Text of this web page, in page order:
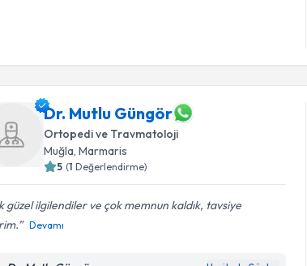
Dr. Mutlu Güngör
Ortopedi ve Travmatoloji
Muğla, Marmaris
5 (1 Değerlendirme)
güzel ilgilendiler ve çok memnun kaldık, tavsiye
Devamı